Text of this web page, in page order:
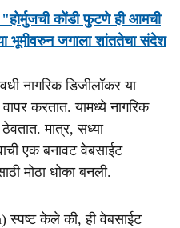
कोंडी फुटणे ही आमची
भूमीवरुन जगाला शांततेचा संदेश
नागरिक डिजीलॉकर या
करतात. यामध्ये नागरिक
मात्र, सध्या
एक बनावट वेबसाईट
मोठा धोका बनली.
केले की, ही वेबसाईट